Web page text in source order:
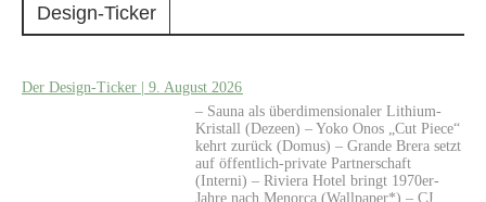
Design-Ticker
Der Design-Ticker | 9. August 2026
– Sauna als überdimensionaler Lithium-
Kristall (Dezeen) – Yoko Onos „Cut Piece“
kehrt zurück (Domus) – Grande Brera setzt
auf öffentlich-private Partnerschaft
(Interni) – Riviera Hotel bringt 1970er-
Jahre nach Menorca (Wallpaper*) – CJ